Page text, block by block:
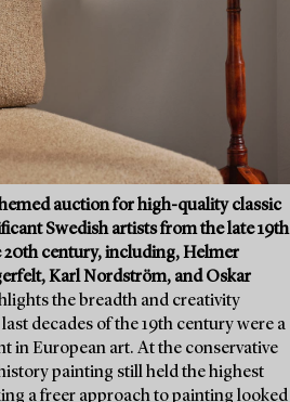
auction for high-quality classic
Swedish artists from the late 19th
century, including, Helmer
Karl Nordström, and Oskar
the breadth and creativity
decades of the 19th century were a
in European art. At the conservative
painting still held the highest
a freer approach to painting looked